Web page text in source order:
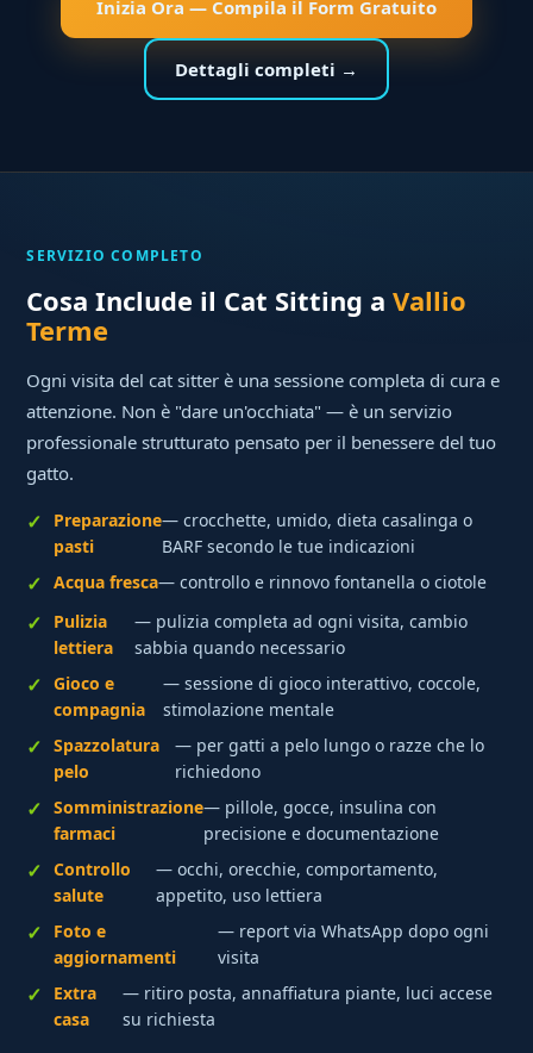
Inizia Ora — Compila il Form Gratuito
Dettagli completi →
SERVIZIO COMPLETO
Cosa Include il Cat Sitting aVallio
Terme
Ogni visita del cat sitter è una sessione completa di cura e
attenzione. Non è "dare un'occhiata" — è un servizio
professionale strutturato pensato per il benessere del tuo
gatto.
Preparazione
pasti
— crocchette, umido, dieta casalinga o
BARF secondo le tue indicazioni
Acqua fresca— controllo e rinnovo fontanella o ciotole
Pulizia
lettiera
— pulizia completa ad ogni visita, cambio
sabbia quando necessario
Gioco e
compagnia
— sessione di gioco interattivo, coccole,
stimolazione mentale
Spazzolatura
pelo
— per gatti a pelo lungo o razze che lo
richiedono
Somministrazione
farmaci
— pillole, gocce, insulina con
precisione e documentazione
Controllo
salute
— occhi, orecchie, comportamento,
appetito, uso lettiera
Foto e
aggiornamenti
— report via WhatsApp dopo ogni
visita
Extra
casa
— ritiro posta, annaffiatura piante, luci accese
su richiesta